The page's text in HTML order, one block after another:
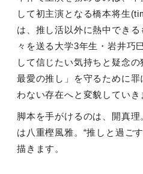
して初主演となる橋本将生
は、推し活以外に熱中でき
々を送る大学3年生・岩井巧
して信じたい気持ちと疑念
最愛の推し」を守るために
わない存在へと変貌していき
脚本を手がけるのは、開真
は八重樫風雅。 “推しと過ご
描きます。